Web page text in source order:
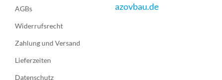
AGBs
Widerrufsrecht
Zahlung und Versand
Lieferzeiten
Datenschutz
azovbau.de